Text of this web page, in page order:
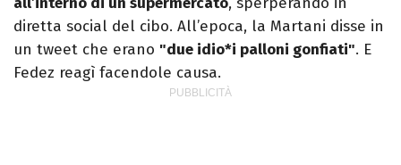
diretta social del cibo. All’epoca, la Martani disse in
un tweet che erano "due idio*i palloni gonfiati". E
Fedez reagì facendole causa.